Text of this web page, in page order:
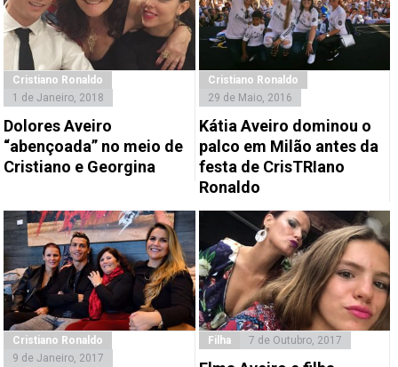
Cristiano Ronaldo
1 de Janeiro, 2018
Dolores Aveiro
“abençoada” no meio de
Cristiano e Georgina
Cristiano Ronaldo
29 de Maio, 2016
Kátia Aveiro dominou o
palco em Milão antes da
festa de CrisTRIano
Ronaldo
Cristiano Ronaldo
9 de Janeiro, 2017
Filha 7 de Outubro, 2017